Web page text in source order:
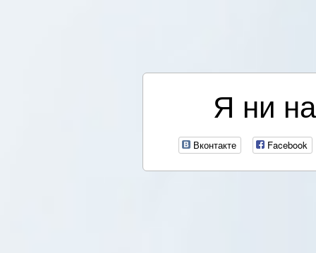
Я ни
Вконтакте Facebook